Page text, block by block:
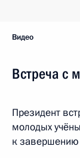
Видео
Встреча с
Президент
молодых
к завершению